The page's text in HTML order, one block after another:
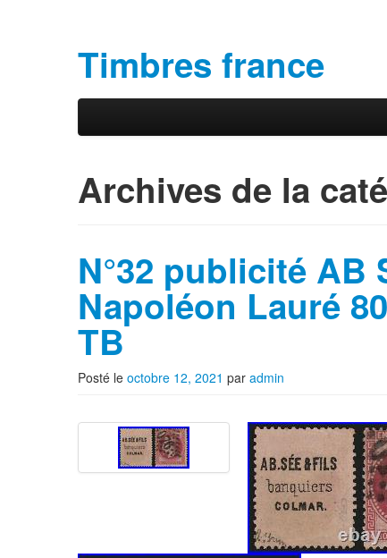
Timbres france
Menu principal
Archives de la
N°32 publicité AB
Napoléon Lauré
TB
Posté le octobre 12, 2021 par admin